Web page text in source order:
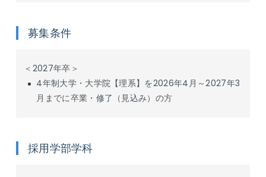
募集条件
＜2027年卒＞
4年制大学・大学院【理系】を2026年4月～2027年3
月までに卒業・修了（見込み）の方
採用学部学科